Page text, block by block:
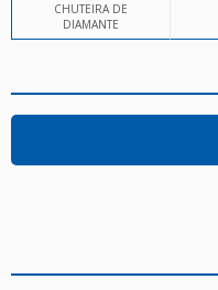
CHUTEIRA DE
DIAMANTE